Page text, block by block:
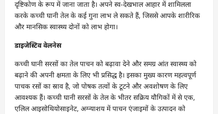
दृष्टिकोण के रूप में जाना जाता है। अपने स्व-देखभाल आहार में शामिलला
करके कच्ची घानी तेल के कई गुना लाभ ले सकते हैं, जिससे आपके शारीरिक
और मानसिक स्वास्थ्य दोनों को लाभ होगा।
डाइजेस्टिव वेलनेस
कच्ची घानी सरसों का तेल पाचन को बढ़ावा देने और समग्र आंत स्वास्थ्य को
बढ़ाने की अपनी क्षमता के लिए भी प्रसिद्ध है। इसका मुख्य कारण महत्वपूर्ण
पाचक रसों का स्राव है, जो पोषक तत्वों के टूटने और अवशोषण के लिए
आवश्यक हैं। कच्ची घानी सरसों के तेल के भीतर सक्रिय यौगिकों में से एक,
एलिल आइसोथियोसाइनेट, अग्न्याशय में पाचन एंजाइमों के उत्पादन को